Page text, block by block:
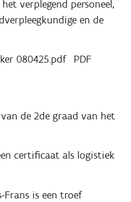
verplegend personeel,
en de
080425.pdf PDF
de 2de graad van het
certificaat als logistiek
Frans is een troef